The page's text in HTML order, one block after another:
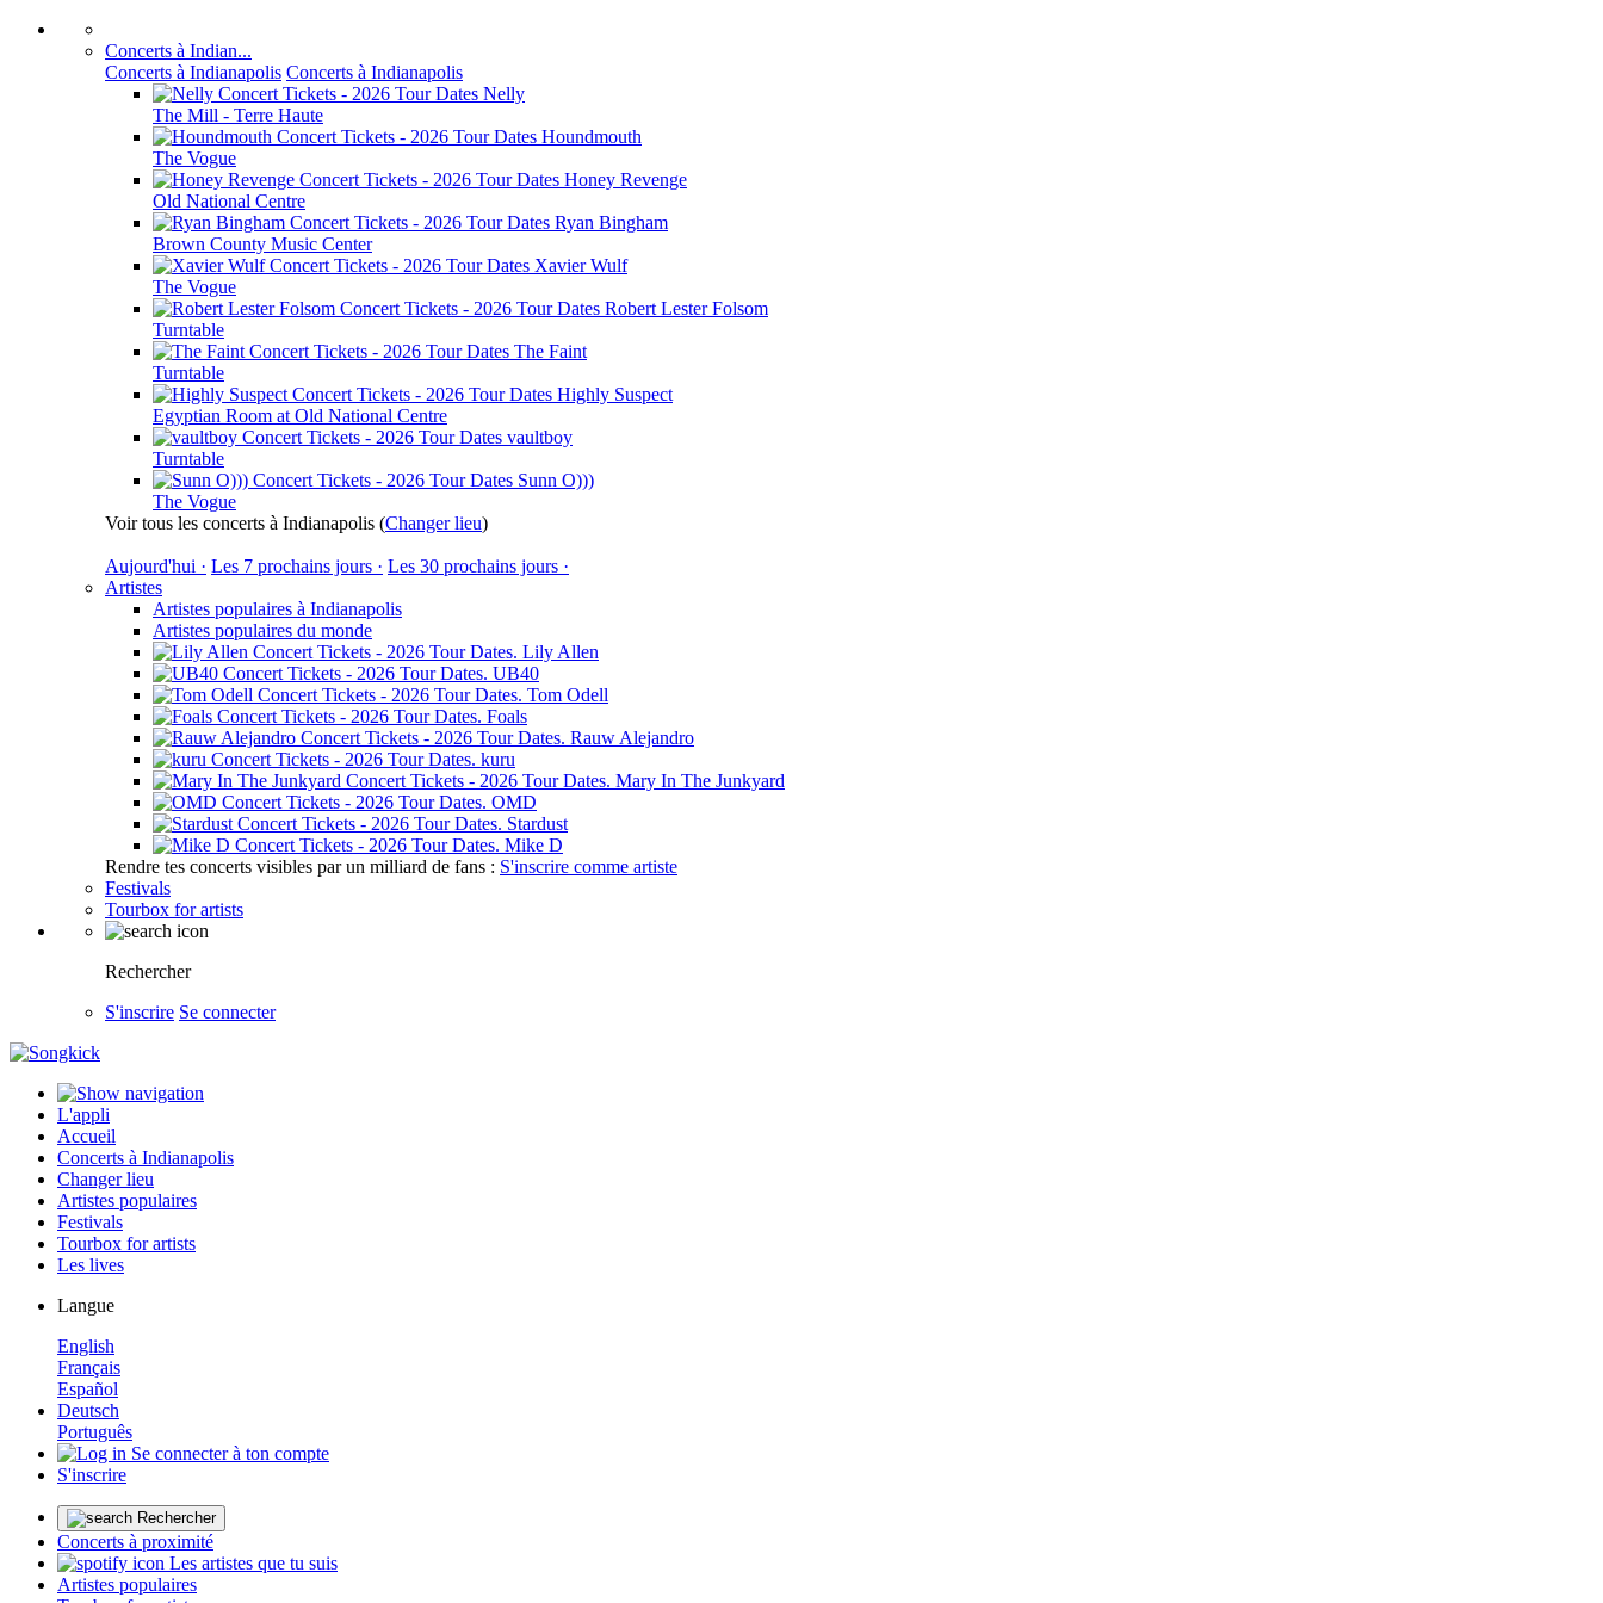
Concerts à Indian...
Concerts à Indianapolis Concerts à Indianapolis
Nelly
The Mill - Terre Haute
Houndmouth
The Vogue
Honey Revenge
Old National Centre
Ryan Bingham
Brown County Music Center
Xavier Wulf
The Vogue
Robert Lester Folsom
Turntable
The Faint
Turntable
Highly Suspect
Egyptian Room at Old National Centre
vaultboy
Turntable
Sunn O)))
The Vogue
Voir tous les concerts à Indianapolis (Changer lieu)
Aujourd'hui · Les 7 prochains jours · Les 30 prochains jours ·
Artistes
Artistes populaires à Indianapolis
Artistes populaires du monde
Lily Allen
UB40
Tom Odell
Foals
Rauw Alejandro
kuru
Mary In The Junkyard
OMD
Stardust
Mike D
Rendre tes concerts visibles par un milliard de fans : S'inscrire comme artiste
Festivals
Tourbox for artists
Rechercher
S'inscrire Se connecter
L'appli
Accueil
Concerts à Indianapolis
Changer lieu
Artistes populaires
Festivals
Tourbox for artists
Les lives
Langue
English
Français
Español
Deutsch
Português
Se connecter à ton compte
S'inscrire
Rechercher
Concerts à proximité
Les artistes que tu suis
Artistes populaires